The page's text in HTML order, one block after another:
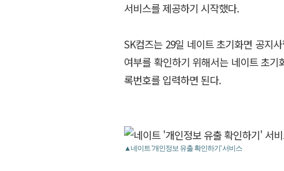
서비스를 제공하기 시작했다.
SK컴즈는 29일 네이트 초기화면 공지
여부를 확인하기 위해서는 네이트 초
록번호를 입력하면 된다.
▲네이트 '개인정보 유출 확인하기' 서비스